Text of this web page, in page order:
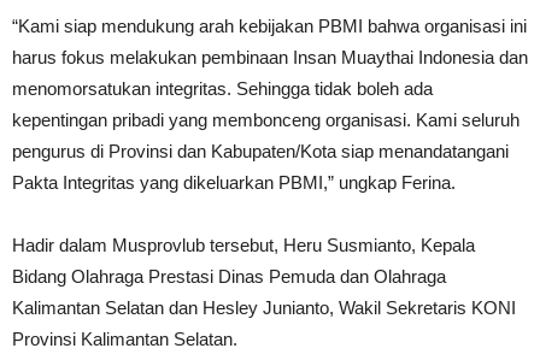
“Kami siap mendukung arah kebijakan PBMI bahwa organisasi ini
harus fokus melakukan pembinaan Insan Muaythai Indonesia dan
menomorsatukan integritas. Sehingga tidak boleh ada
kepentingan pribadi yang membonceng organisasi. Kami seluruh
pengurus di Provinsi dan Kabupaten/Kota siap menandatangani
Pakta Integritas yang dikeluarkan PBMI,” ungkap Ferina.
Hadir dalam Musprovlub tersebut, Heru Susmianto, Kepala
Bidang Olahraga Prestasi Dinas Pemuda dan Olahraga
Kalimantan Selatan dan Hesley Junianto, Wakil Sekretaris KONI
Provinsi Kalimantan Selatan.